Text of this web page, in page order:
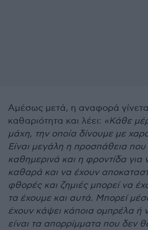
Αμέσως μετά, η αναφορά
καθαριότητα και λέει: «Κάθε
μάχη, την οποία δίνουμε με
Είναι μεγάλη η προσπάθεια
καθημερινά και η φροντίδα για
καθαρά και να έχουν
φθορές και ζημιές μπορεί να
τα έχουμε και αυτά. Μπορεί
έχουν κάψει κάποια ομπρέλα ή
είναι τα απορρίμματα που δεν